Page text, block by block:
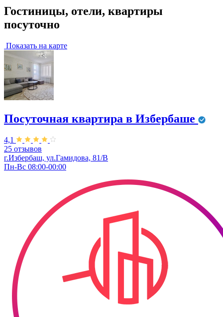
Гостиницы, отели, квартиры
посуточно
Показать на карте
Посуточная квартира в Избербаше
4,1
25 отзывов
г.Избербаш, ул.Гамидова, 81/В
Пн-Вс 08:00-00:00